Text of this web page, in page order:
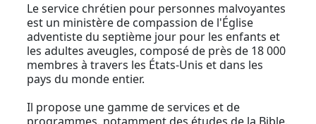
Le service chrétien pour personnes malvoyantes
est un ministère de compassion de l'Église
adventiste du septième jour pour les enfants et
les adultes aveugles, composé de près de 18 000
membres à travers les États-Unis et dans les
pays du monde entier.
Il propose une gamme de services et de